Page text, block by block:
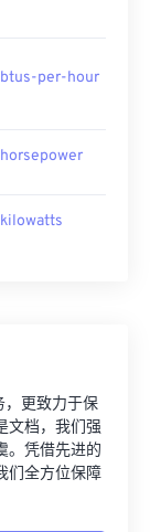
per-hour
，更致力于保
文档，我们强
。凭借先进的
们全方位保障